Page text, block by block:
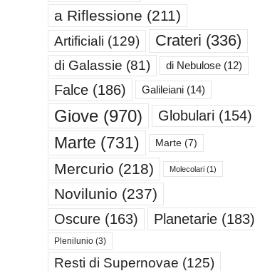
a Riflessione (211)
Artificiali (129) Crateri (336)
di Galassie (81) di Nebulose(12)
Falce(186) Galileiani(14)
Giove(970) Globulari (154)
Marte (731) Marte(7)
Mercurio (218) Molecolari(1)
Novilunio (237)
Oscure(163) Planetarie(183)
Plenilunio(3)
Resti di Supernovae (125)